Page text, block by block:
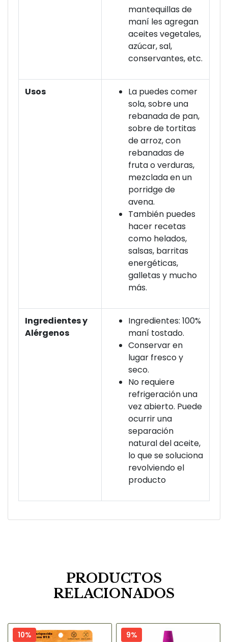
mantequillas de
maní les agregan
aceites vegetales,
azúcar, sal,
conservantes, etc.
Usos
La puedes comer
sola, sobre una
rebanada de pan,
sobre de tortitas
de arroz, con
rebanadas de
fruta o verduras,
mezclada en un
porridge de
avena.
También puedes
hacer recetas
como helados,
salsas, barritas
energéticas,
galletas y mucho
más.
Ingredientes y
Alérgenos
Ingredientes: 100%
maní tostado.
Conservar en
lugar fresco y
seco.
No requiere
refrigeración una
vez abierto. Puede
ocurrir una
separación
natural del aceite,
lo que se soluciona
revolviendo el
producto
PRODUCTOS
RELACIONADOS
10% 9%